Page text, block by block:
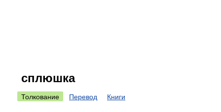
сплюшка
Толкование Перевод Книги